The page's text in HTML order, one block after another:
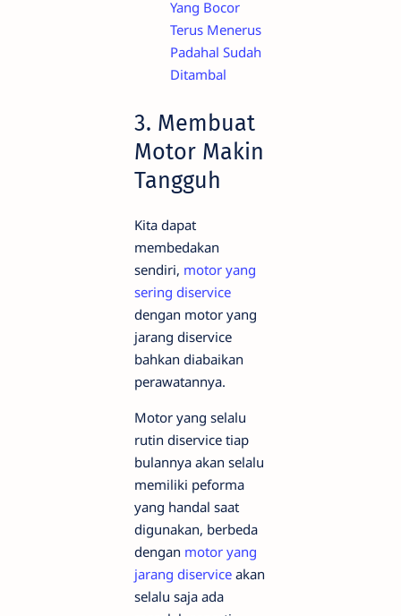
Yang Bocor
Terus Menerus
Padahal Sudah
Ditambal
3. Membuat
Motor Makin
Tangguh
Kita dapat
membedakan
sendiri, motor yang
sering diservice
dengan motor yang
jarang diservice
bahkan diabaikan
perawatannya.
Motor yang selalu
rutin diservice tiap
bulannya akan selalu
memiliki peforma
yang handal saat
digunakan, berbeda
dengan motor yang
jarang diservice akan
selalu saja ada